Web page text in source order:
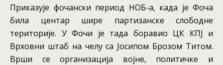
Приказује фочански период НОБ-а, када је Фоча
била центар шире партизанске слободне
територије. У Фочи је тада боравио ЦК КПЈ и
Врховни штаб на челу са Јосипом Брозом Титом.
Врши се организација војне, политичке и